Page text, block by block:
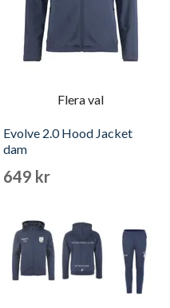
Flera val
Evolve 2.0 Hood Jacket
dam
649 kr